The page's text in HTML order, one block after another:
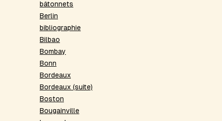
bâtonnets
Berlin
bibliographie
Bilbao
Bombay
Bonn
Bordeaux
Bordeaux (suite)
Boston
Bougainville